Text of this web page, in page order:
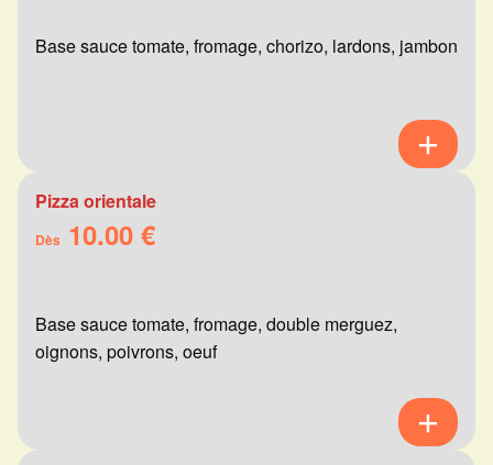
Base sauce tomate, fromage, chorizo, lardons, jambon
Pizza orientale
Dès 10.00 €
Base sauce tomate, fromage, double merguez,
oignons, poivrons, oeuf